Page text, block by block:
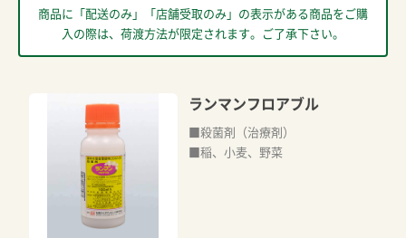
商品に「配送のみ」「店舗受取のみ」の表示がある商品をご購
入の際は、荷渡方法が限定されます。ご了承下さい。
ランマンフロアブル
■殺菌剤（治療剤）
■稲、小麦、野菜